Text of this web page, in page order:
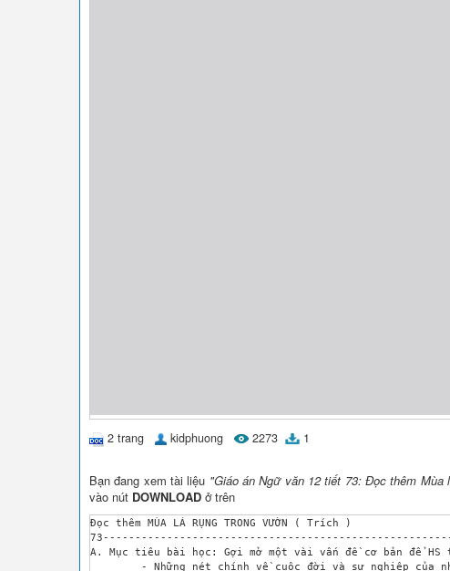
2 trang kidphuong 2273 1
Bạn đang xem tài liệu "Giáo án Ngữ văn 12 tiết 73: Đọc thêm
vào nút DOWNLOAD ở trên
Đọc thêm MÙA LÁ RỤNG TRONG VƯỜN ( Trích )
A. Mục tiêu bài học: Gợi mở một vài vấn đề cơ bản để